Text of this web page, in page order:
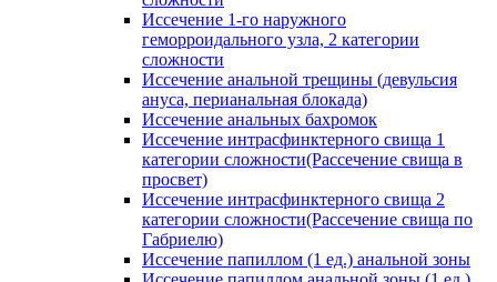
Иссечение 1-го наружного
геморроидального узла, 2 категории
сложности
Иссечение анальной трещины (девульсия
ануса, перианальная блокада)
Иссечение анальных бахромок
Иссечение интрасфинктерного свища 1
категории сложности(Рассечение свища в
просвет)
Иссечение интрасфинктерного свища 2
категории сложности(Рассечение свища по
Габриелю)
Иссечение папиллом (1 ед.) анальной зоны